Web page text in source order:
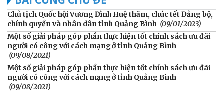
Chủ tịch Quốc hội Vương Đình Huệ thăm, chúc tết Đảng bộ,
chính quyền và nhân dân tỉnh Quảng Bình (09/01/2023)
Một số giải pháp góp phần thực hiện tốt chính sách ưu đãi
người có công với cách mạng ở tỉnh Quảng Bình
(09/08/2021)
Một số giải pháp góp phần thực hiện tốt chính sách ưu đãi
người có công với cách mạng ở tỉnh Quảng Bình
(09/08/2021)